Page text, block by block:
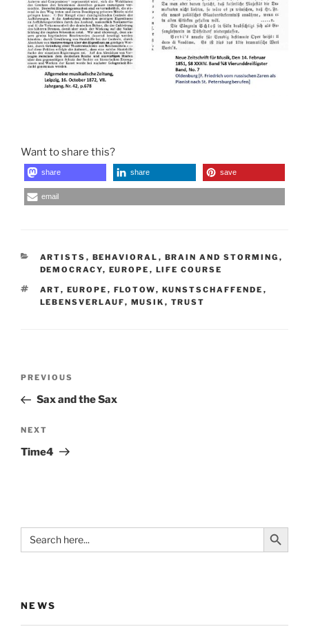
Want to share this?
share share save
email
CATEGORIES
ARTISTS , BEHAVIORAL , BRAIN AND STORMING ,
DEMOCRACY, EUROPE , LIFE COURSE
TAGS
ART, EUROPE , FLOTOW, KUNSTSCHAFFENDE ,
LEBENSVERLAUF, MUSIK , TRUST
Previous
Post
PREVIOUS
Sax and the Sax
Next
Post
NEXT
Time4
Search
for:
Search Button
NEWS